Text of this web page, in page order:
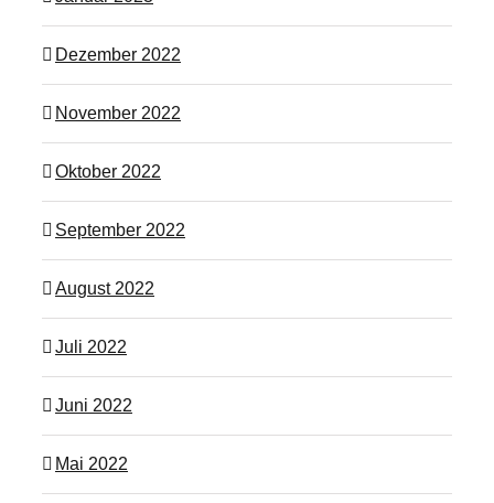
Dezember 2022
November 2022
Oktober 2022
September 2022
August 2022
Juli 2022
Juni 2022
Mai 2022